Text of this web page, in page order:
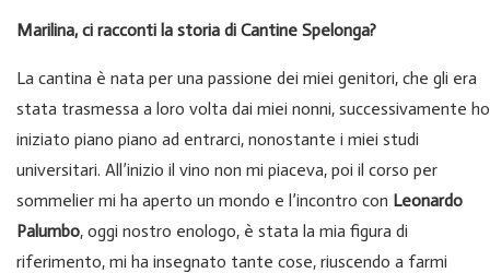
Marilina, ci racconti la storia di Cantine Spelonga?
La cantina è nata per una passione dei miei genitori, che gli era
stata trasmessa a loro volta dai miei nonni, successivamente ho
iniziato piano piano ad entrarci, nonostante i miei studi
universitari. All’inizio il vino non mi piaceva, poi il corso per
sommelier mi ha aperto un mondo e l’incontro con Leonardo
Palumbo, oggi nostro enologo, è stata la mia figura di
riferimento, mi ha insegnato tante cose, riuscendo a farmi